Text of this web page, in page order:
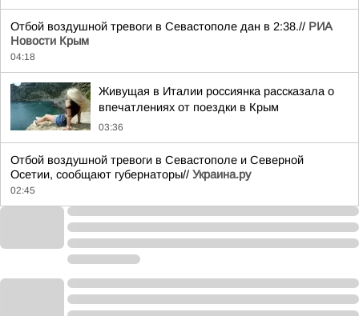
Отбой воздушной тревоги в Севастополе дан в 2:38.// РИА
Новости Крым
04:18
Живущая в Италии россиянка рассказала о
впечатлениях от поездки в Крым
03:36
Отбой воздушной тревоги в Севастополе и Северной
Осетии, сообщают губернаторы// Украина.ру
02:45